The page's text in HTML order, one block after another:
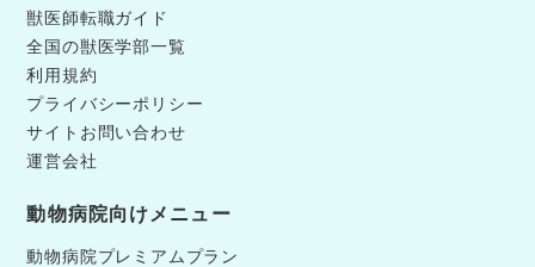
獣医師転職ガイド
全国の獣医学部一覧
利用規約
プライバシーポリシー
サイトお問い合わせ
運営会社
動物病院向けメニュー
動物病院プレミアムプラン